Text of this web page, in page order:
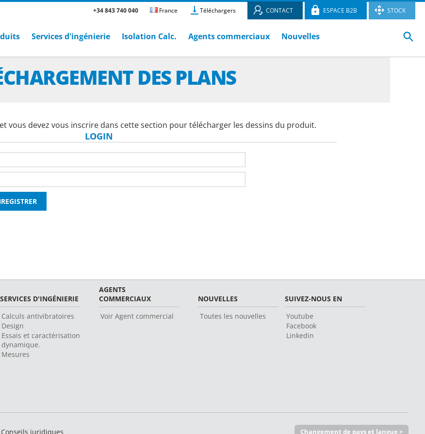
+34 843 740 040 France Téléchargers CONTACT ESPACE B2B STOCK
Services d'ingénierie Isolation Calc. Agents commerciaux Nouvelles
DES PLANS
vous devez vous inscrire dans cette section pour télécharger les dessins du produit.
LOGIN
SERVICES D'INGÉNIERIE
Calculs antivibratoires
Design
Essais et caractérisation
dynamique.
Mesures
AGENTS
COMMERCIAUX
Voir Agent commercial
NOUVELLES
Toutes les nouvelles
SUIVEZ-NOUS EN
Youtube
Facebook
Linkedin
Conseils juridiques Changement de pays et langue >